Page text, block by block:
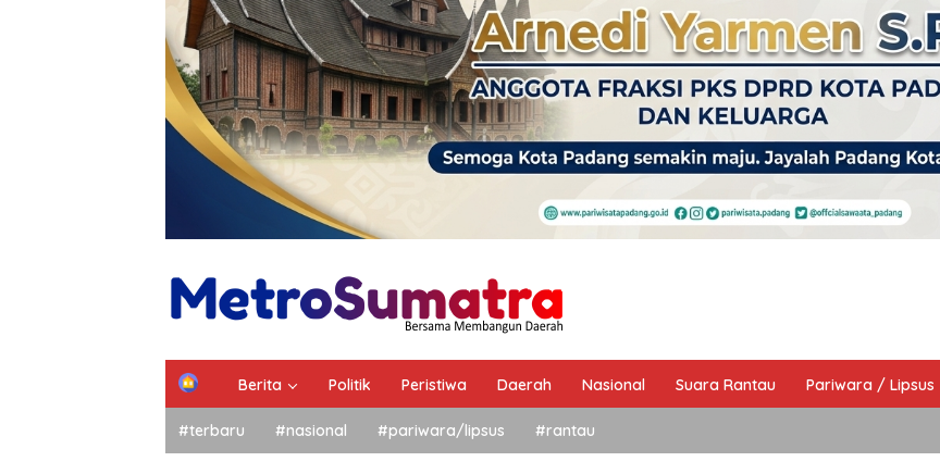
Berita Politik Peristiwa Daerah Nasional Suara Rantau Pariwara / Lipsus
#terbaru #nasional #pariwara/lipsus #rantau